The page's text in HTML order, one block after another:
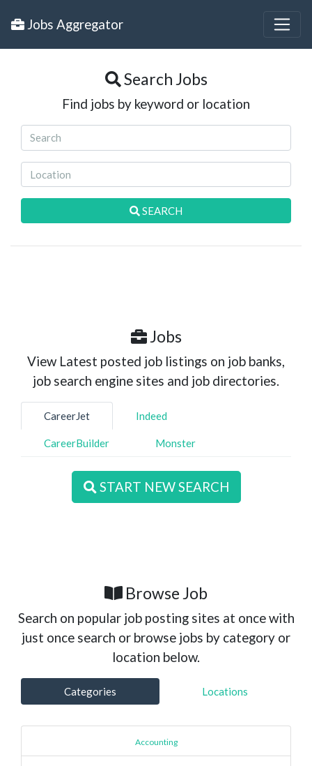
Jobs Aggregator
Search Jobs
Find jobs by keyword or location
SEARCH
Jobs
View Latest posted job listings on job banks,
job search engine sites and job directories.
CareerJet Indeed
CareerBuilder Monster
START NEW SEARCH
Browse Job
Search on popular job posting sites at once with
just once search or browse jobs by category or
location below.
Categories Locations
Accounting